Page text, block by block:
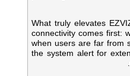
What truly elevates
connectivity comes first:
when users are far from
the system alert for